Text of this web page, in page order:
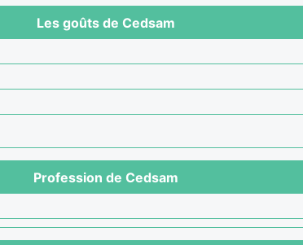
Les goûts de Cedsam
Profession de Cedsam